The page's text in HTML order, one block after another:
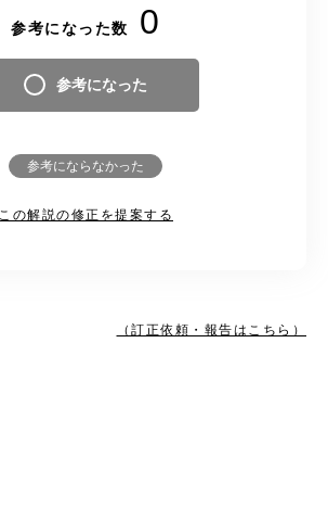
参考になった数 0
参考になった
参考にならなかった
この解説の修正を提案する
（訂正依頼・報告はこちら）